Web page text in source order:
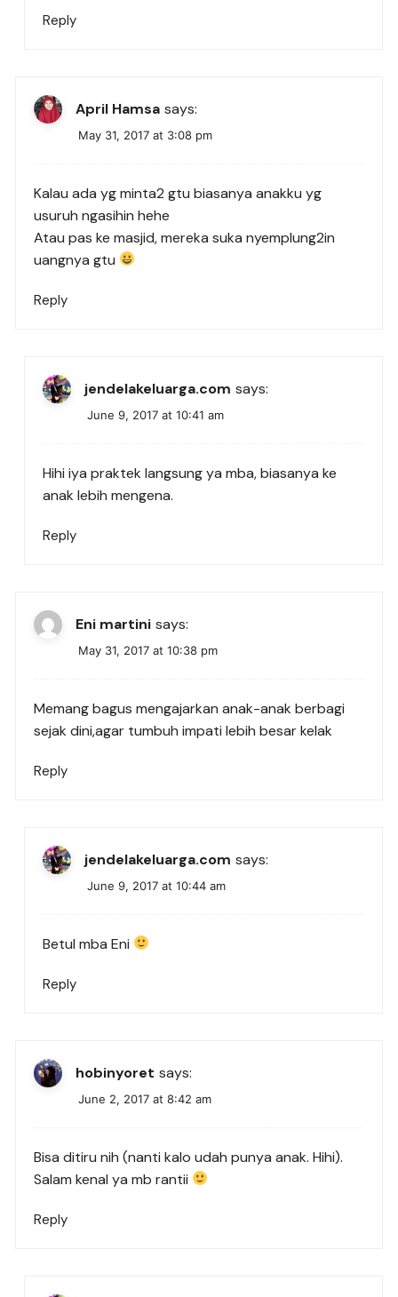
Reply
April Hamsa says:
May 31, 2017 at 3:08 pm
Kalau ada yg minta2 gtu biasanya anakku yg
usuruh ngasihin hehe
Atau pas ke masjid, mereka suka nyemplung2in
uangnya gtu
Reply
jendelakeluarga.com says:
June 9, 2017 at 10:41 am
Hihi iya praktek langsung ya mba, biasanya ke
anak lebih mengena.
Reply
Eni martini says:
May 31, 2017 at 10:38 pm
Memang bagus mengajarkan anak-anak berbagi
sejak dini,agar tumbuh impati lebih besar kelak
Reply
jendelakeluarga.com says:
June 9, 2017 at 10:44 am
Betul mba Eni
Reply
hobinyoret says:
June 2, 2017 at 8:42 am
Bisa ditiru nih (nanti kalo udah punya anak. Hihi).
Salam kenal ya mb rantii
Reply